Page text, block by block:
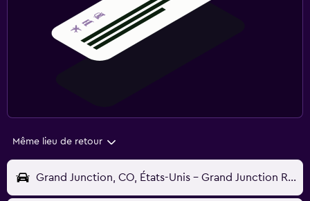
Même lieu de retour
Grand Junction, CO, États-Unis - Grand Junction Regnl (GJT)